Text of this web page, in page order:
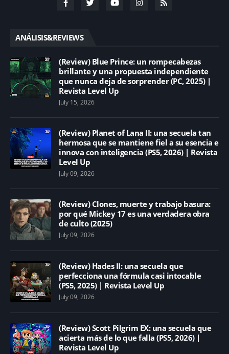
ANÁLISIS&REVIEWS
(Review) Blue Prince: un rompecabezas
brillante y una propuesta independiente
que nunca deja de sorprender (PC, 2025) |
Revista Level Up
July 15, 2026
(Review) Planet of Lana II: una secuela tan
hermosa que se mantiene fiel a su esencia e
innova con inteligencia (PS5, 2026) | Revista
Level Up
July 09, 2026
(Review) Clones, muerte y trabajo basura:
por qué Mickey 17 es una verdadera obra
de culto (2025)
July 09, 2026
(Review) Hades II: una secuela que
perfecciona una fórmula casi intocable
(PS5, 2025) | Revista Level Up
July 09, 2026
(Review) Scott Pilgrim EX: una secuela que
acierta más de lo que falla (PS5, 2026) |
Revista Level Up